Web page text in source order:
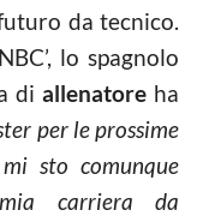
da tecnico.
lo spagnolo
diallenatore ha
per le prossime
sto comunque
carriera da